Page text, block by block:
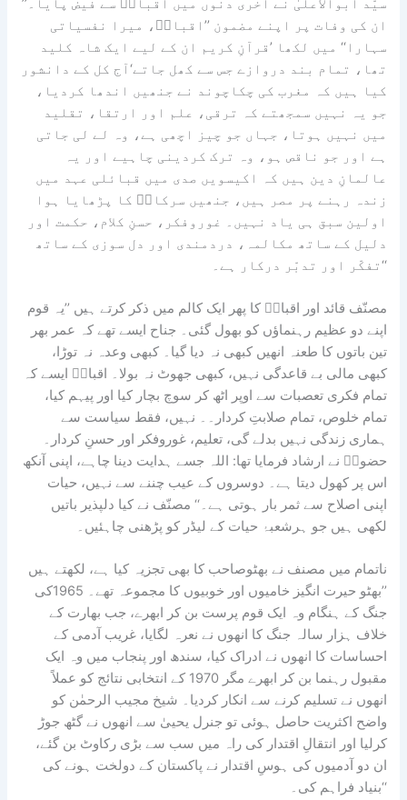
ان کی وفات پر اپنے مضمون ’’اقبالؔ، میرا نفسیاتی
سہارا‘‘ میں لکھا ’قرآنِ کریم ان کے لیے ایک شاہ کلید
تھا، تمام بند دروازے جس سے کھل جاتے‘آج کل کے دانشور
کیا ہیں کہ مغرب کی چکاچوند نے جنھیں اندھا کردیا،
جو یہ نہیں سمجھتے کہ ترقی، علم اور ارتقا، تقلید
میں نہیں ہوتا، جہاں جو چیز اچھی ہے، وہ لے لی جاتی
ہے اور جو ناقص ہو، وہ ترک کردینی چاہیے اور یہ
عالمانِ دین ہیں کہ اکیسویں صدی میں قبائلی عہد میں
زندہ رہنے پر مصر ہیں، جنھیں سرکارؐ کا پڑھایا ہوا
اولین سبق ہی یاد نہیں۔ غوروفکر، حسنِ کلام، حکمت اور
دلیل کے ساتھ مکالمہ، دردمندی اور دل سوزی کے ساتھ
تفکّر اور تدبّر درکار ہے۔‘‘
مصنّف قائد اور اقبالؒ کا پھر ایک کالم میں ذکر کرتے ہیں ’’یہ قوم
اپنے دو عظیم رہنماؤں کو بھول گئی۔ جناح ایسے تھے کہ عمر بھر
تین باتوں کا طعنہ انھیں کبھی نہ دیا گیا۔ کبھی وعدہ نہ توڑا،
کبھی مالی بے قاعدگی نہیں، کبھی جھوٹ نہ بولا۔ اقبالؔ ایسے کہ
تمام فکری تعصبات سے اوپر اٹھ کر سوچ بچار کیا اور پیہم کیا،
تمام خلوص، تمام صلابتِ کردار۔۔ نہیں، فقط سیاست سے
ہماری زندگی نہیں بدلے گی، تعلیم، غوروفکر اور حسنِ کردار۔
حضورؐ نے ارشاد فرمایا تھا: اللہ جسے ہدایت دینا چاہے، اپنی آنکھ
اس پر کھول دیتا ہے۔ دوسروں کے عیب چننے سے نہیں، حیات
اپنی اصلاح سے ثمر بار ہوتی ہے۔‘‘ مصنّف نے کیا دلپذیر باتیں
لکھی ہیں جو ہرشعبۂ حیات کے لیڈر کو پڑھنی چاہئیں۔
’’بھٹو حیرت انگیز خامیوں اور خوبیوں کا مجموعہ تھے۔ 1965کی
جنگ کے ہنگام وہ ایک قوم پرست بن کر ابھرے، جب بھارت کے
خلاف ہزار سالہ جنگ کا انھوں نے نعرہ لگایا، غریب آدمی کے
احساسات کا انھوں نے ادراک کیا، سندھ اور پنجاب میں وہ ایک
مقبول رہنما بن کر ابھرے مگر 1970 کے انتخابی نتائج کو عملاً
انھوں نے تسلیم کرنے سے انکار کردیا۔ شیخ مجیب الرحمٰن کو
واضح اکثریت حاصل ہوئی تو جنرل یحییٰ سے انھوں نے گٹھ جوڑ
کرلیا اور انتقالِ اقتدار کی راہ میں سب سے بڑی رکاوٹ بن گئے،
ان دو آدمیوں کی ہوسِ اقتدار نے پاکستان کے دولخت ہونے کی
بنیاد فراہم کی۔‘‘